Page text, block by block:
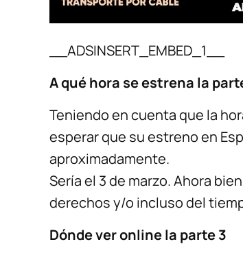
__ADSINSERT_EMBED_1__
A qué hora se estrena la
Teniendo en cuenta que la
esperar que su estreno en
aproximadamente.
Sería el 3 de marzo. Ahora
derechos y/o incluso del
Dónde ver online la parte 3